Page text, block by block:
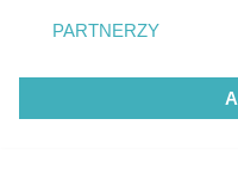
zmienić/wycofać
znajdujący się w lewym
rodzaje przetwarzania
użytkownika, ale masz
przetwarzaniu.
PARTNERZY